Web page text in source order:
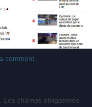
comment
Les champs obligatoires